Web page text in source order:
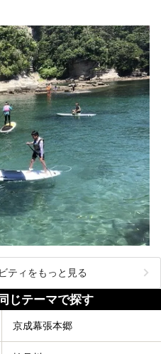
ティをもっと見る
じテーマで探す
京成幕張本郷